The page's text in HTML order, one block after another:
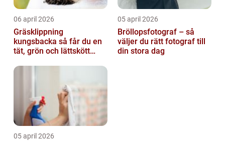
06 april 2026
Gräsklippning
kungsbacka så får du en
tät, grön och lättskött
05 april 2026
Bröllopsfotograf – så
väljer du rätt fotograf till
din stora dag
05 april 2026